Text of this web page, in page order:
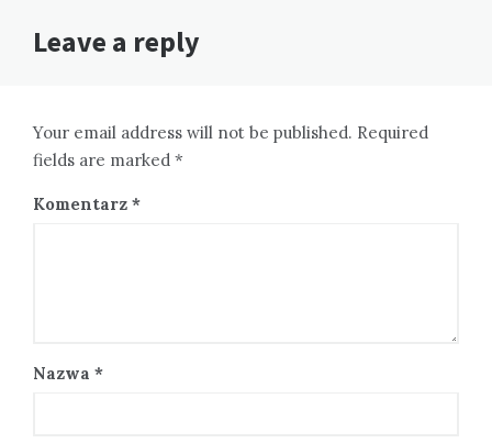
Leave a reply
Your email address will not be published. Required
fields are marked *
Komentarz *
Nazwa *